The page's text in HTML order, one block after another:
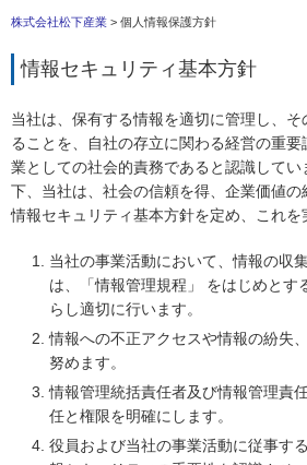
株式会社松下産業 > 個人情報保護方針
情報セキュリティ基本方針
当社は、保有する情報を適切に管理し、
ることを、自社の存立に関わる経営の重
業としての社会的責務であると認識して
下、当社は、社会の信頼を得、企業価値の
情報セキュリティ基本方針を定め、これを
当社の事業活動において、情報の収
は、「情報管理規程」 をはじめとす
らし適切に行います。
情報への不正アクセスや情報の紛失
努めます。
情報管理統括責任者及び情報管理責
任と権限を明確にします。
役員および当社の事業活動に従事す